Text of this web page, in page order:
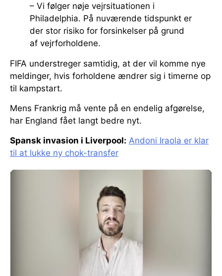
– Vi følger nøje vejrsituationen i
Philadelphia. På nuværende tidspunkt er
der stor risiko for forsinkelser på grund
af vejrforholdene.
FIFA understreger samtidig, at der vil komme nye
meldinger, hvis forholdene ændrer sig i timerne op
til kampstart.
Mens Frankrig må vente på en endelig afgørelse,
har England fået langt bedre nyt.
Spansk invasion i Liverpool: Andoni Iraola er klar
til at lukke ny chok-transfer